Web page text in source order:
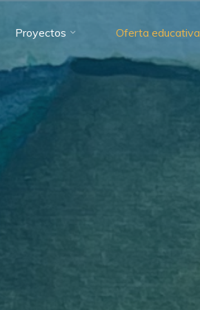
Proyectos Oferta educativa